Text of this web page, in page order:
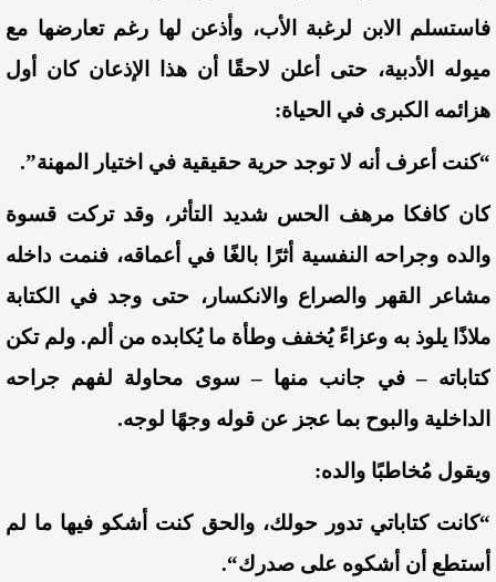
فاستسلم الابن لرغبة الأب، وأذعن لها رغم تعارضها مع
ميوله الأدبية، حتى أعلن لاحقًا أن هذا الإذعان كان أول
هزائمه الكبرى في الحياة:
“كنت أعرف أنه لا توجد حرية حقيقية في اختيار المهنة”.
كان كافكا مرهف الحس شديد التأثر، وقد تركت قسوة
والده وجراحه النفسية أثرًا بالغًا في أعماقه، فنمت داخله
مشاعر القهر والصراع والانكسار، حتى وجد في الكتابة
ملاذًا يلوذ به وعزاءً يُخفف وطأة ما يُكابده من ألم. ولم تكن
كتاباته–في جانب منها–سوى محاولة لفهم جراحه
الداخلية والبوح بما عجز عن قوله وجهًا لوجه.
ويقول مُخاطبًا والده:
“كانت كتاباتي تدور حولك، والحق كنت أشكو فيها ما لم
أستطع أن أشكوه على صدرك“.